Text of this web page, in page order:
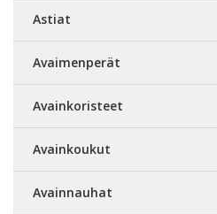
Astiat
Avaimenperät
Avainkoristeet
Avainkoukut
Avainnauhat